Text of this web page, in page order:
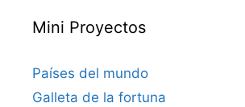
Mini Proyectos
Países del mundo
Galleta de la fortuna